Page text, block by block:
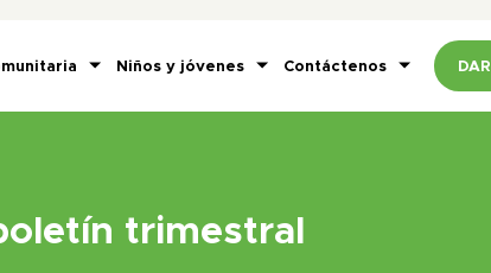
Niños y jóvenes Contáctenos DAR
trimestral